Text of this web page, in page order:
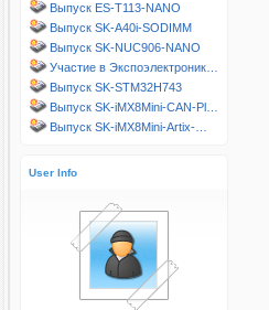
Выпуск ES-T113-NANO
Выпуск SK-A40i-SODIMM
Выпуск SK-NUC906-NANO
Участие в Экспоэлектроник…
Выпуск SK-STM32H743
Выпуск SK-iMX8Mini-CAN-Pl…
Выпуск SK-iMX8Mini-Artix-…
User Info